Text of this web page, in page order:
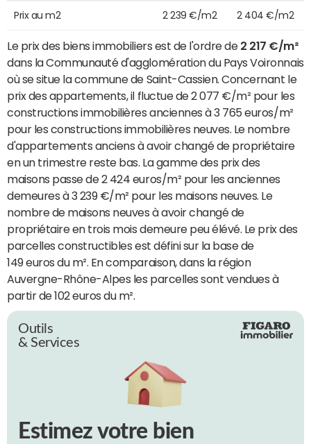
Prix au m2 2 239 €/m2 2 404 €/m2
Le prix des biens immobiliers est de l'ordre de 2 217 €/m²
dans la Communauté d'agglomération du Pays Voironnais
où se situe la commune de Saint-Cassien. Concernant le
prix des appartements, il fluctue de 2 077 €/m² pour les
constructions immobilières anciennes à 3 765 euros/m²
pour les constructions immobilières neuves. Le nombre
d'appartements anciens à avoir changé de propriétaire
en un trimestre reste bas. La gamme des prix des
maisons passe de 2 424 euros/m² pour les anciennes
demeures à 3 239 €/m² pour les maisons neuves. Le
nombre de maisons neuves à avoir changé de
propriétaire en trois mois demeure peu élévé. Le prix des
parcelles constructibles est défini sur la base de
149 euros du m². En comparaison, dans la région
Auvergne-Rhône-Alpes les parcelles sont vendues à
partir de 102 euros du m².
Outils
& Services
Estimez votre bien